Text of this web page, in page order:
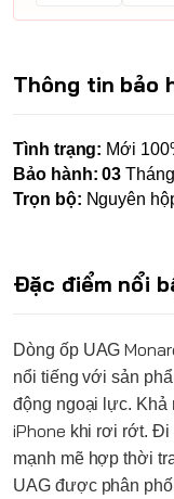
Thông tin bảo
Tình trạng: Mới
Bảo hành: 03
Trọn bộ: Nguyên
Đặc điểm nổi
Dòng ốp UAG
nổi tiếng với sản
động ngoại lực. Khả
iPhone khi rơi rớt. Đi
mạnh mẽ hợp thời
UAG được phân